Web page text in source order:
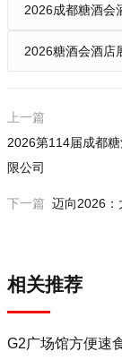
2026成都糖酒会
2026糖酒会酒店
上一篇
2026第114届成都
限公司
下一篇 迈向2026：
相关推荐
G2广场馆方便速